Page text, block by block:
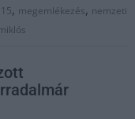
, megemlékezés, nemzeti